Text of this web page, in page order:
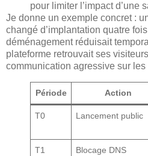
pour limiter l’impact d’une
Je donne un exemple concret :
changé d’implantation quatre
déménagement réduisait
plateforme retrouvait ses
communication agressive sur les
Période Action
T0 Lancement public
T1 Blocage DNS